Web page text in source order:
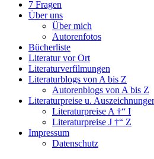
7 Fragen
Über uns
Über mich
Autorenfotos
Bücherliste
Literatur vor Ort
Literaturverfilmungen
Literaturblogs von A bis Z
Autorenblogs von A bis Z
Literaturpreise u.
Literaturpreise A †“ I
Literaturpreise J †“ Z
Impressum
Datenschutz